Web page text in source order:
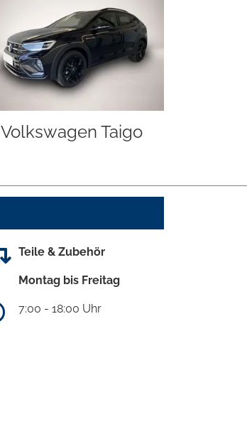
Volkswagen Taigo
Teile & Zubehör
Montag bis Freitag
7:00 - 18:00 Uhr